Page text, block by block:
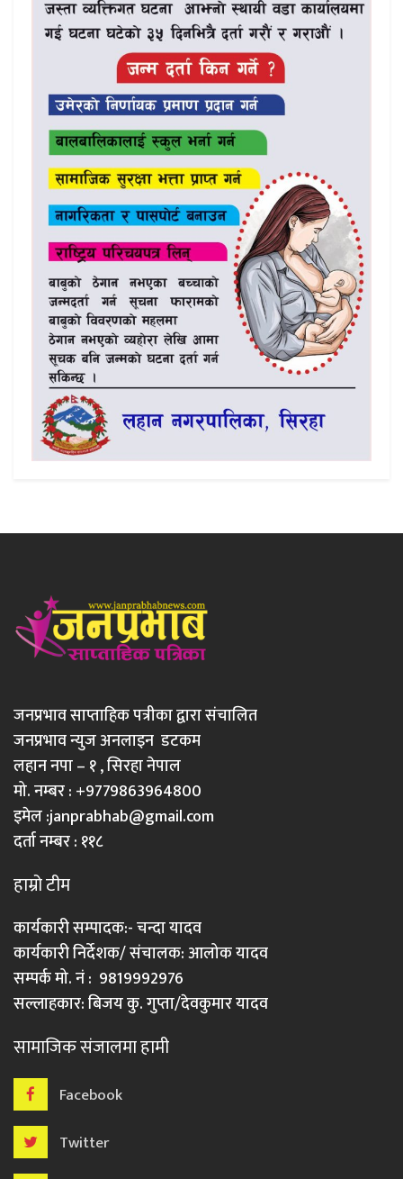
जनप्रभाव साप्ताहिक पत्रीका द्वारा संचालित
जनप्रभाव न्युज अनलाइन डटकम
लहान नपा – १ , सिरहा नेपाल
मो. नम्बर : +9779863964800
इमेल :janprabhab@gmail.com
दर्ता नम्बर : ११८
हाम्रो टीम
कार्यकारी सम्पादक:- चन्दा यादव
कार्यकारी निर्देशक/ संचालक: आलोक यादव
सम्पर्क मो. नं : 9819992976
सल्लाहकार: बिजय कु. गुप्ता/देवकुमार यादव
सामाजिक संजालमा हामी
Facebook
Twitter